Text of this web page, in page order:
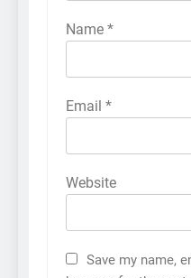
Name *
Email *
Website
Save my name,